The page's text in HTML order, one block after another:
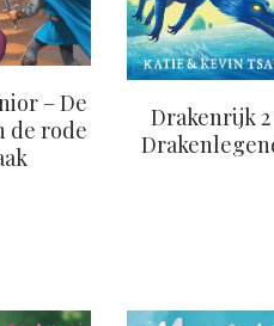
– De
de rode
Drakenrijk 2